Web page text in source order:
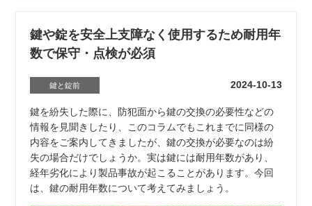
鍵や錠を安全上支障なく使用するため耐用年
数で保守・点検が必須
鍵と錠前 2024-10-13
鍵を紛失した際に、防犯面から鍵の交換の必要性などの
情報を見聞きしたり、このコラムでもこれまでに同様の
内容をご案内してきましたが、鍵の交換が必要なのは紛
失の場合だけでしょうか。実は鍵には耐用年数があり、
経年劣化により製品事故が起こることがあります。今回
は、鍵の耐用年数について考えてみましょう。